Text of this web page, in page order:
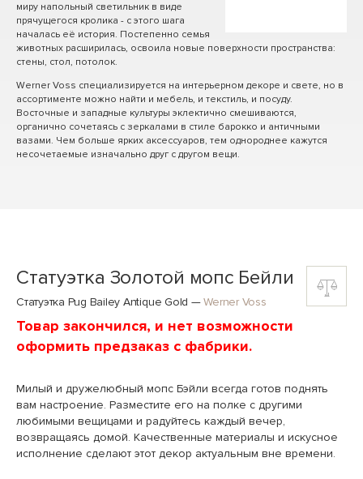
миру напольный светильник в виде
прячущегося кролика - с этого шага
началась её история. Постепенно семья
животных расширилась, освоила новые поверхности пространства:
стены, стол, потолок.
Werner Voss специализируется на интерьерном декоре и свете, но в
ассортименте можно найти и мебель, и текстиль, и посуду.
Восточные и западные культуры эклектично смешиваются,
органично сочетаясь с зеркалами в стиле барокко и античными
вазами. Чем больше ярких аксессуаров, тем однороднее кажутся
несочетаемые изначально друг с другом вещи.
Статуэтка Золотой мопс Бейли
Статуэтка Pug Bailey Antique Gold —Werner Voss
Товар закончился, и нет возможности
оформить предзаказ с фабрики.
Милый и дружелюбный мопс Бэйли всегда готов поднять
вам настроение. Разместите его на полке с другими
любимыми вещицами и радуйтесь каждый вечер,
возвращаясь домой. Качественные материалы и искусное
исполнение сделают этот декор актуальным вне времени.